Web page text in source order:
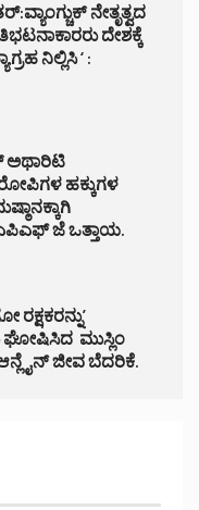
ನೇತೃತ್ವದ
ದೇಶಕ್ಕೆ
ನಿಲ್ಲಿಸಿ ‘ :
ಅಥಾರಿಟಿ
ಹಕ್ಕುಗಳ
ಜೆ ಒತ್ತಾಯ.
ರಕ್ಷಕರನ್ನು’
ಮುಸ್ಲಿಂ
ಜೀವ ಬೆದರಿಕೆ.